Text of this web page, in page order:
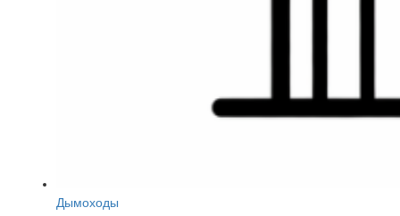
Дымоходы